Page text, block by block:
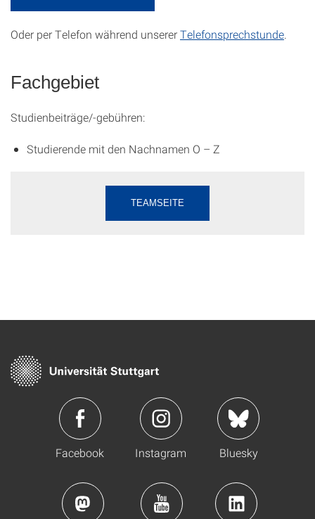
Oder per Telefon während unsererTelefonsprechstunde
Fachgebiet
Studienbeiträge/-gebühren:
Studierende mit den Nachnamen O – Z
TEAMSEITE
Facebook Instagram Bluesky